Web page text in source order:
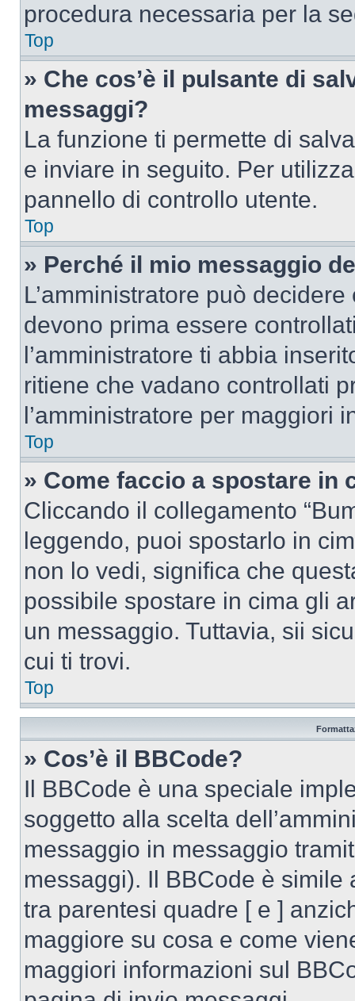
procedura necessaria per la
Top
» Che cos’è il pulsante di
messaggi?
La funzione ti permette di
e inviare in seguito. Per
pannello di controllo utente.
Top
» Perché il mio messaggio
L’amministratore può
devono prima essere
l’amministratore ti abbia
ritiene che vadano controllati
l’amministratore per maggiori
Top
» Come faccio a spostare in
Cliccando il collegamento
leggendo, puoi spostarlo in
non lo vedi, significa che
possibile spostare in cima gli
un messaggio. Tuttavia, sii
cui ti trovi.
Top
» Cos’è il BBCode?
Il BBCode è una speciale
soggetto alla scelta
messaggio in messaggio
messaggi). Il BBCode è simile
tra parentesi quadre [ e ]
maggiore su cosa e come
maggiori informazioni sul